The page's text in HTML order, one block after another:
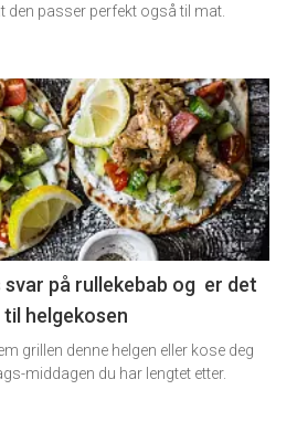
den passer perfekt også til mat.
svar på rullekebab og er det
helgekosen
grillen denne helgen eller kose deg
middagen du har lengtet etter.